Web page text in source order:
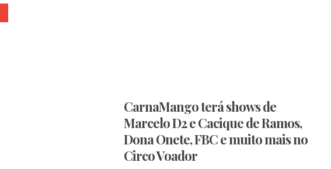
CarnaMango terá shows de
Marcelo D2 e Cacique de Ramos,
Dona Onete, FBC e muito mais no
Circo Voador